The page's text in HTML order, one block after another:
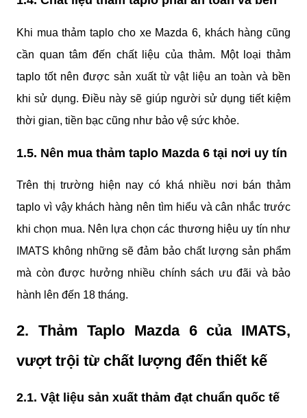
Khi mua thảm taplo cho xe Mazda 6, khách hàng cũng
cần quan tâm đến chất liệu của thảm. Một loại thảm
taplo tốt nên được sản xuất từ vật liệu an toàn và bền
khi sử dụng. Điều này sẽ giúp người sử dụng tiết kiệm
thời gian, tiền bạc cũng như bảo vệ sức khỏe.
1.5. Nên mua thảm taplo Mazda 6 tại nơi uy tín
Trên thị trường hiện nay có khá nhiều nơi bán thảm
taplo vì vậy khách hàng nên tìm hiểu và cân nhắc trước
khi chọn mua. Nên lựa chọn các thương hiệu uy tín như
IMATS không những sẽ đảm bảo chất lượng sản phẩm
mà còn được hưởng nhiều chính sách ưu đãi và bảo
hành lên đến 18 tháng.
2. Thảm Taplo Mazda 6 của IMATS,
vượt trội từ chất lượng đến thiết kế
2.1. Vật liệu sản xuất thảm đạt chuẩn quốc tế